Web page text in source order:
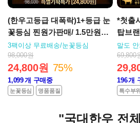
(한우고등급 대폭락)1+등급 눈
꽃등심 찐원가판매/ 1.5만원추
가할인특가(설향한우 1+등급
눈꽃등심)
3팩이상 무료배송/눈꽃등심
98,000원
24,800원 75%
1,099개 구매중
눈꽃등심 명품품질
*첫출
탑브
말도
69,800
196개
특수부
"국대한우 전